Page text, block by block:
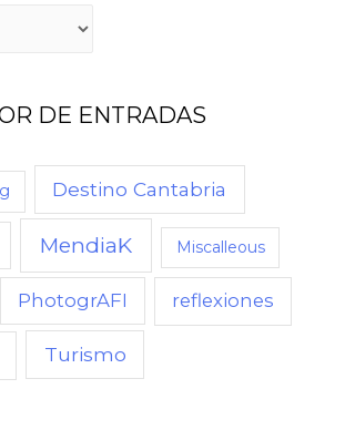
DE ENTRADAS
Destino Cantabria
MendiaK Miscalleous
PhotogrAFI reflexiones
Turismo